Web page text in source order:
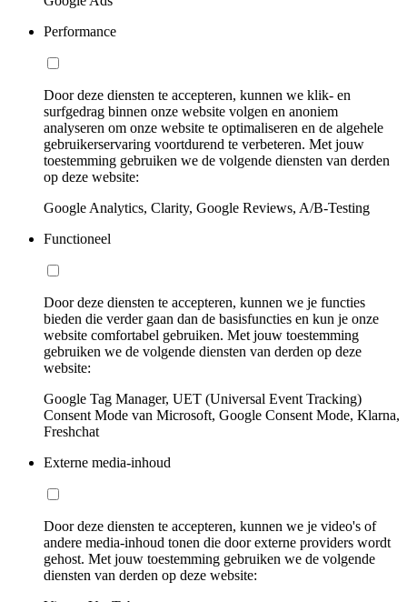
Performance
Door deze diensten te accepteren, kunnen we klik- en
surfgedrag binnen onze website volgen en anoniem
analyseren om onze website te optimaliseren en de algehele
gebruikerservaring voortdurend te verbeteren. Met jouw
toestemming gebruiken we de volgende diensten van derden
op deze website:
Google Analytics, Clarity, Google Reviews, A/B-Testing
Functioneel
Door deze diensten te accepteren, kunnen we je functies
bieden die verder gaan dan de basisfuncties en kun je onze
website comfortabel gebruiken. Met jouw toestemming
gebruiken we de volgende diensten van derden op deze
website:
Google Tag Manager, UET (Universal Event Tracking)
Consent Mode van Microsoft, Google Consent Mode, Klarna,
Freshchat
Externe media-inhoud
Door deze diensten te accepteren, kunnen we je video's of
andere media-inhoud tonen die door externe providers wordt
gehost. Met jouw toestemming gebruiken we de volgende
diensten van derden op deze website: